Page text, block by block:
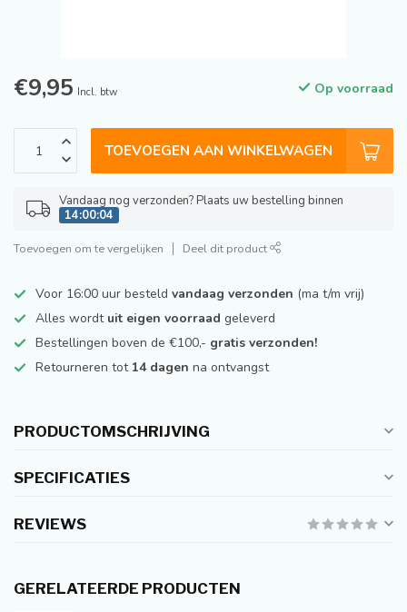
€9,95 Incl. btw Op voorraad
TOEVOEGEN AAN WINKELWAGEN
Vandaag nog verzonden? Plaats uw bestelling binnen
14:00:04
Toevoegen om te vergelijken Deel dit product
Voor 16:00 uur besteld vandaag verzonden (ma t/m vrij)
Alles wordt uit eigen voorraad geleverd
Bestellingen boven de €100,- gratis verzonden!
Retourneren tot 14 dagen na ontvangst
PRODUCTOMSCHRIJVING
SPECIFICATIES
REVIEWS
GERELATEERDE PRODUCTEN